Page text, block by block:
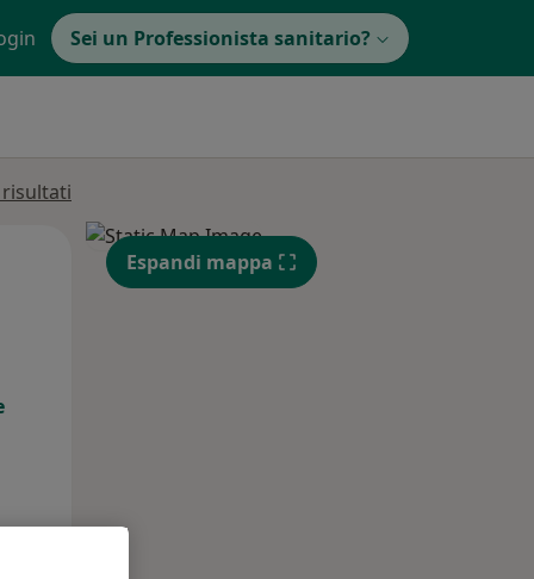
Sei un Professionista sanitario?
Gio, Ven,
14 Ago
Espandi mappa